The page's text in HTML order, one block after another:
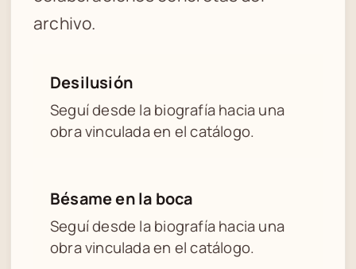
archivo.
Desilusión
Seguí desde la biografía hacia una
obra vinculada en el catálogo.
Bésame en la boca
Seguí desde la biografía hacia una
obra vinculada en el catálogo.